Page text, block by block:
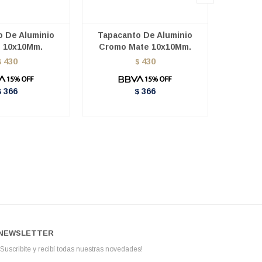
De Aluminio
430
366
Tapacanto De Aluminio
Cromo Mate 10x10Mm.
$ 430
$ 366
y recibí todas nuestras novedades!